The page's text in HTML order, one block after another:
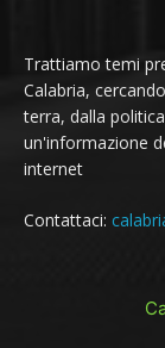
Trattiamo temi
Calabria,
terra, dalla
un'informazione
internet
Contattaci: